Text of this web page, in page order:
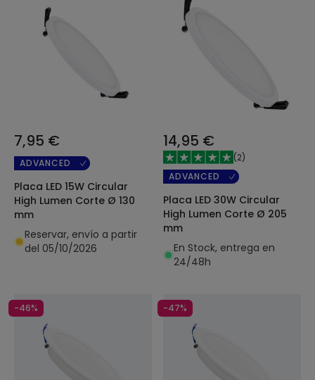
7,95 €
ADVANCED
Placa LED 15W Circular
High Lumen Corte Ø 130
mm
Reservar, envío a partir
del 05/10/2026
14,95 €
(2)
ADVANCED
Placa LED 30W Circular
High Lumen Corte Ø 205
mm
En Stock, entrega en
24/48h
-46% -47%